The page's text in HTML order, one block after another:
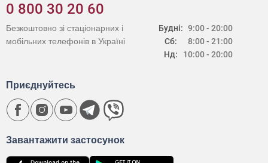
0 800 30 20 60
Будні:
Сб:
Нд:
9:00 - 20:00
8:00 - 21:00
10:00 - 20:00
Безкоштовно зі стаціонарних і
мобільних телефонів в Україні
Завантажити застосунок
Приєднуйтесь